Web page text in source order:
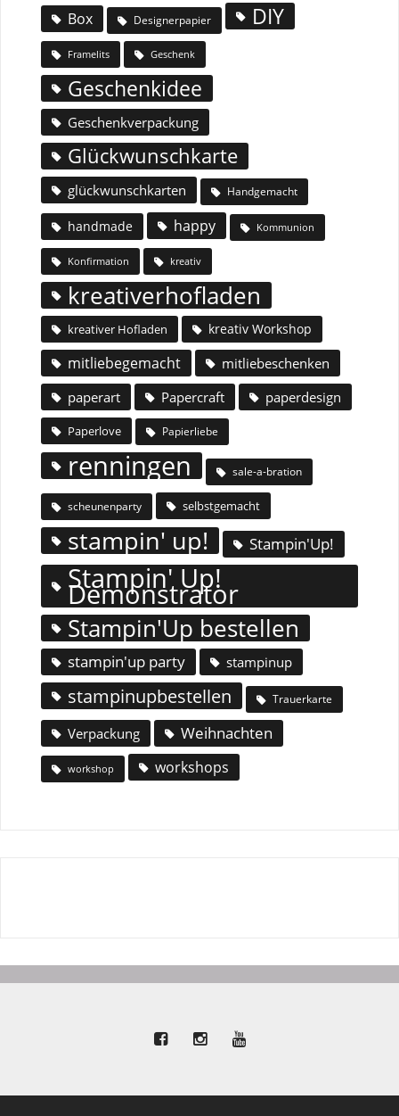
Box Designerpapier DIY
Framelits Geschenk
Geschenkidee
Geschenkverpackung
Glückwunschkarte
glückwunschkarten Handgemacht
handmade happy Kommunion
Konfirmation kreativ
kreativerhofladen
kreativer Hofladen kreativ Workshop
mitliebegemacht
mitliebeschenken
paperart
Papercraft paperdesign
Paperlove Papierliebe
renningen sale-a-bration
scheunenparty selbstgemacht
stampin' up! Stampin'Up!
Stampin' Up!
Demonstrator
Stampin'Up bestellen
stampin'up party stampinup
stampinupbestellen Trauerkarte
Verpackung Weihnachten
workshop workshops